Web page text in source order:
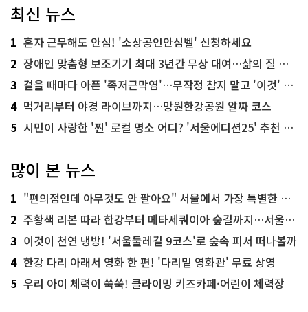
최신 뉴스
1 혼자 근무해도 안심! '소상공인안심벨' 신청하세요
2 장애인 맞춤형 보조기기 최대 3년간 무상 대여…삶의 질 높인다
3 걸을 때마다 아픈 '족저근막염'…무작정 참지 말고 '이것' 해보세요!
4 먹거리부터 야경 라이브까지…망원한강공원 알짜 코스
5 시민이 사랑한 '찐' 로컬 명소 어디? '서울에디션25' 추천 코스
많이 본 뉴스
1 "편의점인데 아무것도 안 팔아요" 서울에서 가장 특별한 편의점의 정체
2 주황색 리본 따라 한강부터 메타세쿼이아 숲길까지…서울둘레길 15코스
3 이것이 천연 냉방! '서울둘레길 9코스'로 숲속 피서 떠나볼까
4 한강 다리 아래서 영화 한 편! '다리밑 영화관' 무료 상영
5 우리 아이 체력이 쑥쑥! 클라이밍 키즈카페·어린이 체력장